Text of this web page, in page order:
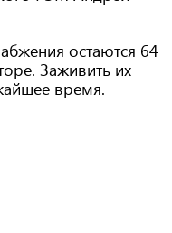
остаются 64
Заживить их
время.